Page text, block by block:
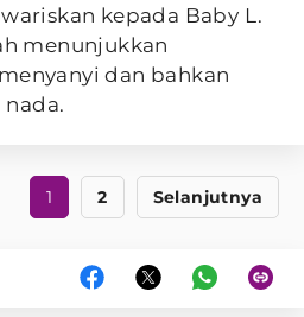
kepada Baby L.
menunjukkan
dan bahkan
1 2 Selanjutnya